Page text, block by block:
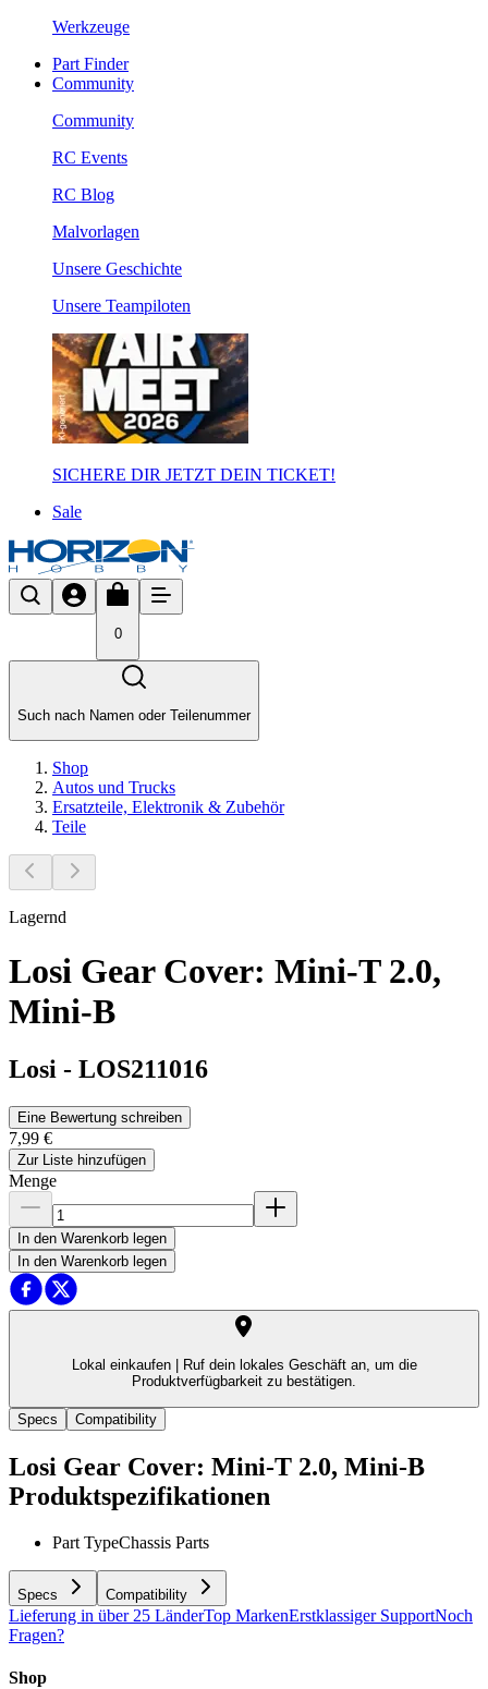
Werkzeuge
Part Finder
Community
Community
RC Events
RC Blog
Malvorlagen
Unsere Geschichte
Unsere Teampiloten
SICHERE DIR JETZT DEIN TICKET!
Sale
0
Such nach Namen oder Teilenummer
Shop
Autos und Trucks
Ersatzteile, Elektronik & Zubehör
Teile
Lagernd
Losi Gear Cover: Mini-T 2.0,
Mini-B
Losi - LOS211016
Eine Bewertung schreiben
7,99 €
Zur Liste hinzufügen
Menge
In den Warenkorb legen
In den Warenkorb legen
Lokal einkaufen |
Ruf dein lokales Geschäft an, um die
Produktverfügbarkeit zu bestätigen.
Specs Compatibility
Losi Gear Cover: Mini-T 2.0, Mini-B
Produktspezifikationen
Part TypeChassis Parts
Specs Compatibility
Lieferung in über 25 LänderTop MarkenErstklassiger SupportNoch
Fragen?
Shop